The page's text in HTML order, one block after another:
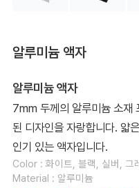
알루미늄 액자
알루미늄 액자
7mm 두께의 알루미늄 소재
된 디자인을 자랑합니다. 얇
인기 있는 액자입니다.
Color : 화이트, 블랙, 실버, 그
Material : 알루미늄